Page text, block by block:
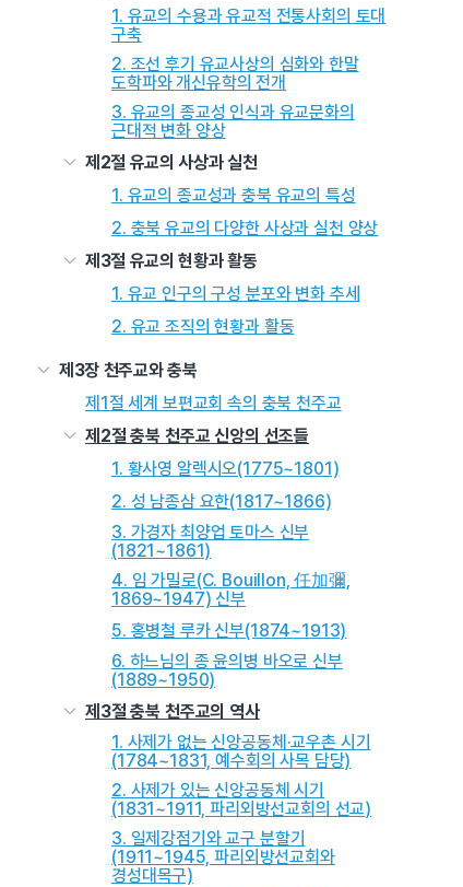
1. 유교의 수용과 유교적 전통사회의 토대
구축
2. 조선 후기 유교사상의 심화와 한말
도학파와 개신유학의 전개
3. 유교의 종교성 인식과 유교문화의
근대적 변화 양상
제2절 유교의 사상과 실천
1. 유교의 종교성과 충북 유교의 특성
2. 충북 유교의 다양한 사상과 실천 양상
제3절 유교의 현황과 활동
1. 유교 인구의 구성 분포와 변화 추세
2. 유교 조직의 현황과 활동
제3장 천주교와 충북
제1절 세계 보편교회 속의 충북 천주교
제2절 충북 천주교 신앙의 선조들
1. 황사영 알렉시오(1775~1801)
2. 성 남종삼 요한(1817~1866)
3. 가경자 최양업 토마스 신부
(1821~1861)
4. 임 가밀로(C. Bouillon, 任加彌,
1869~1947) 신부
5. 홍병철 루카 신부(1874~1913)
6. 하느님의 종 윤의병 바오로 신부
(1889~1950)
제3절 충북 천주교의 역사
1. 사제가 없는 신앙공동체·교우촌 시기
(1784~1831, 예수회의 사목 담당)
2. 사제가 있는 신앙공동체 시기
(1831~1911, 파리외방선교회의 선교)
3. 일제강점기와 교구 분할기
(1911~1945, 파리외방선교회와
경성대목구)